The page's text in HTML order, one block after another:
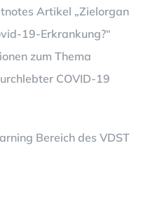
Artikel „Zielorgan
19-Erkrankung?“
zum Thema
COVID-19
Bereich des VDST